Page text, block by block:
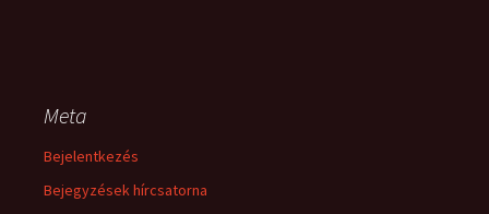
Meta
Bejelentkezés
Bejegyzések hírcsatorna